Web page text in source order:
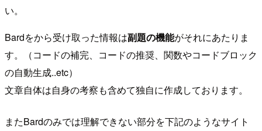
い。
Bardをから受け取った情報は副題の機能がそれにあたりま
す。（コードの補完、コードの推奨、関数やコードブロック
の自動生成..etc）
文章自体は自身の考察も含めて独自に作成しております。
またBardのみでは理解できない部分を下記のようなサイト